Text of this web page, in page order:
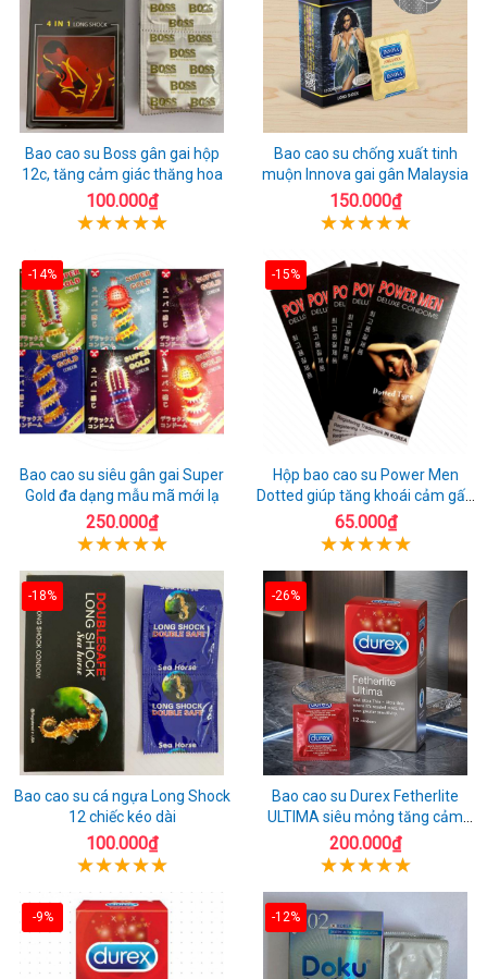
Bao cao su Boss gân gai hộp
12c, tăng cảm giác thăng hoa
100.000₫
Bao cao su chống xuất tinh
muộn Innova gai gân Malaysia
150.000₫
-14%
Bao cao su siêu gân gai Super
Gold đa dạng mẫu mã mới lạ
250.000₫
-15%
Hộp bao cao su Power Men
Dotted giúp tăng khoái cảm gấp
đôi
65.000₫
-18%
Bao cao su cá ngựa Long Shock
12 chiếc kéo dài
100.000₫
-26%
Bao cao su Durex Fetherlite
ULTIMA siêu mỏng tăng cảm
giác
200.000₫
-9% -12%